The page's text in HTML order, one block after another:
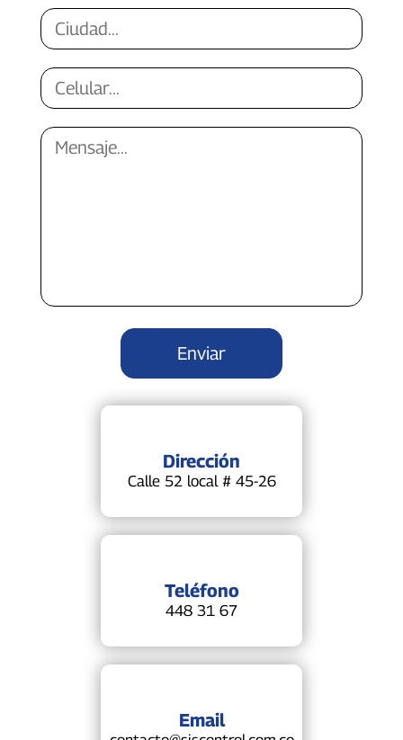
Dirección
Calle 52 local # 45-26
Teléfono
448 31 67
Email